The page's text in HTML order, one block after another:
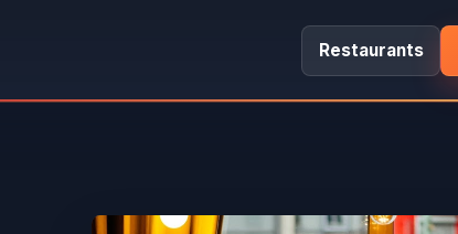
Restaurants